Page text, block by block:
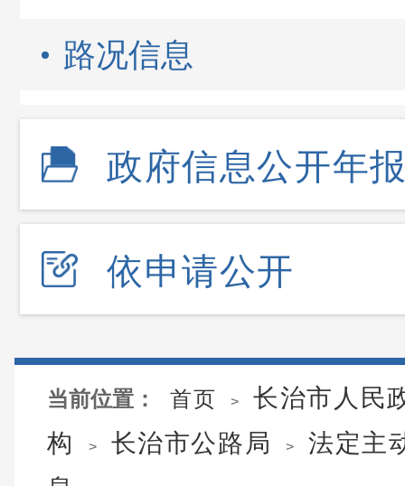
路况信息
政府信息公开年
依申请公开
当前位置： 首页 >
长治市人民
构
> 长治市公路局 >
法定主